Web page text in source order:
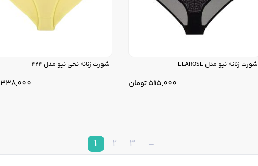
شورت زنانه نیو مدل ELAROSE
515,000تومان
شورت زنانه نخی نیو مدل 424
338,000
1 2 3 ←